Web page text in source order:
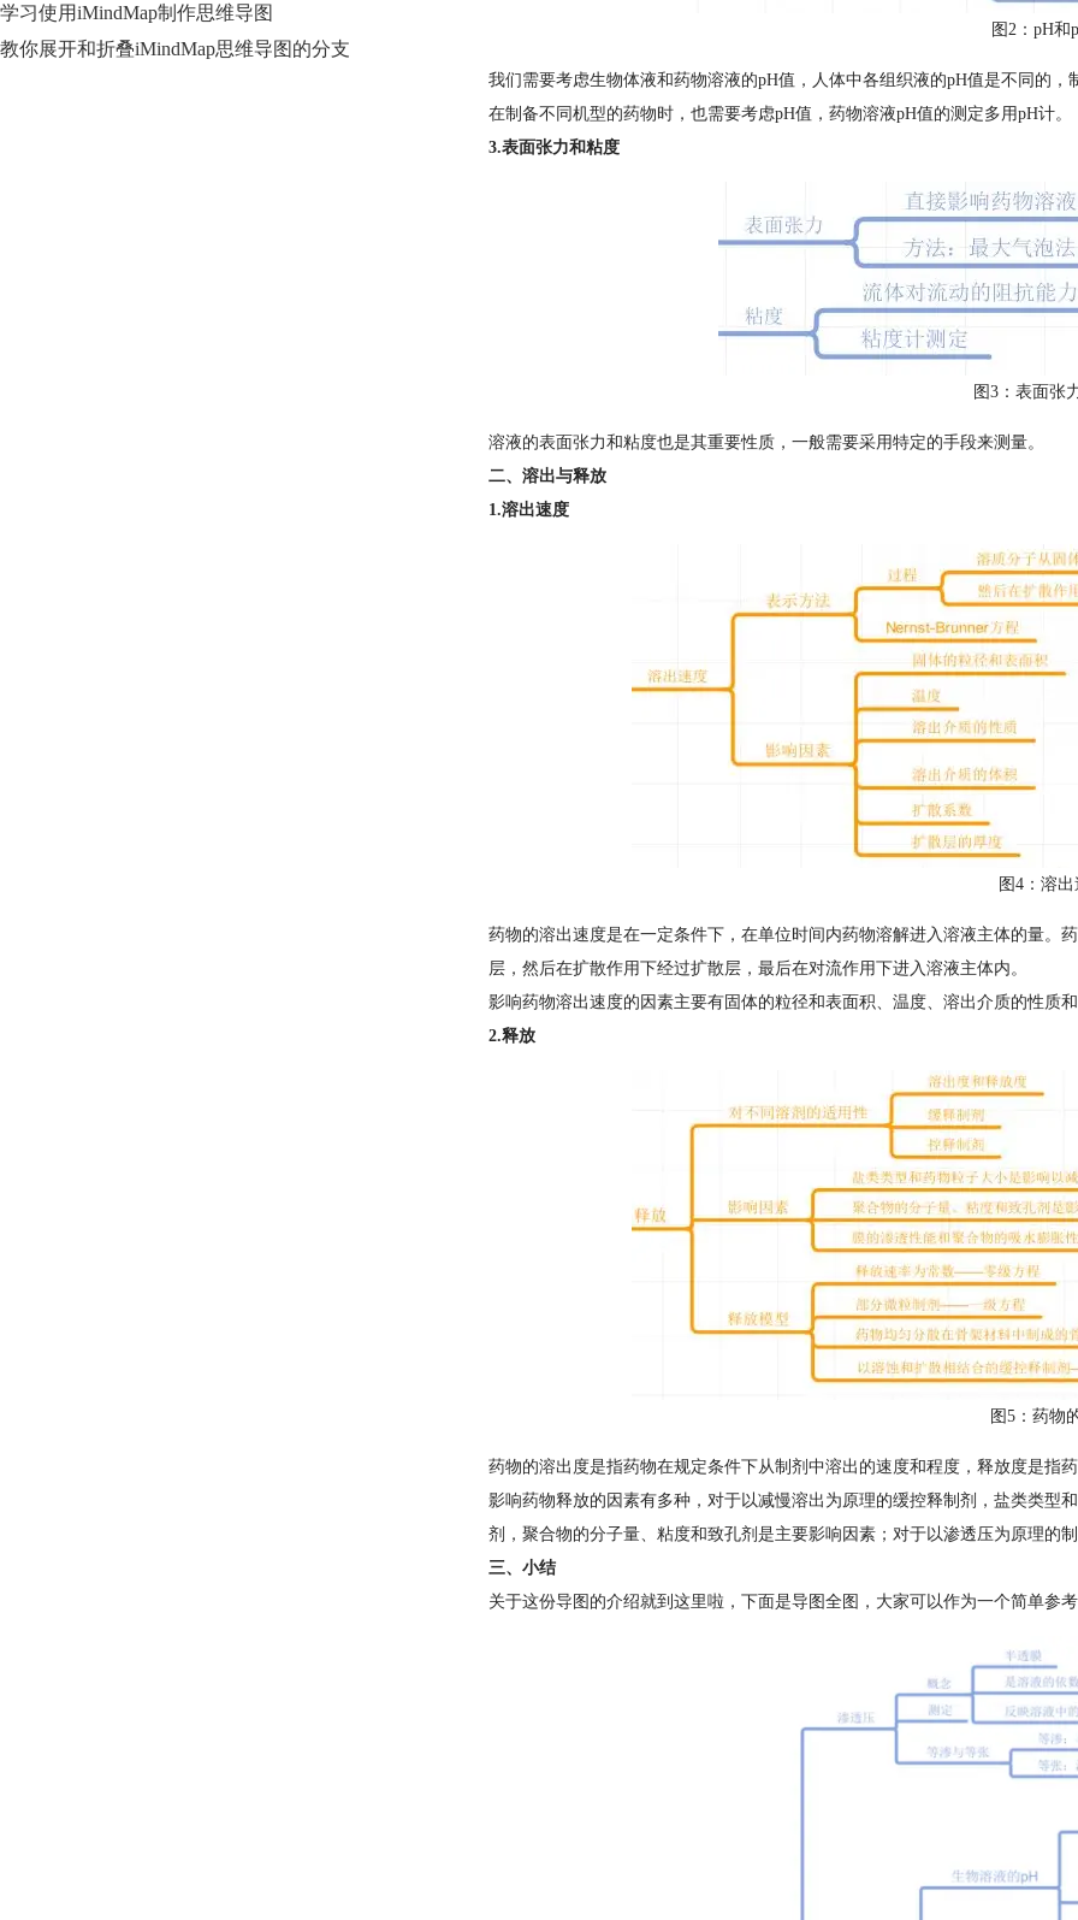
学习使用iMindMap制作思维导图
教你展开和折叠iMindMap思维导图的分支
图2：pH和
我们需要考虑生物体液和药物溶液的pH值，人体中各组织液的pH值是不同的
在制备不同机型的药物时，也需要考虑pH值，药物溶液pH值的测定多用pH计。
3.表面张力和粘度
图3：表面张
溶液的表面张力和粘度也是其重要性质，一般需要采用特定的手段来测量。
二、溶出与释放
1.溶出速度
图4：溶
药物的溶出速度是在一定条件下，在单位时间内药物溶解进入溶液主体的量。
层，然后在扩散作用下经过扩散层，最后在对流作用下进入溶液主体内。
影响药物溶出速度的因素主要有固体的粒径和表面积、温度、溶出介质的性质
2.释放
图5：药物
药物的溶出度是指药物在规定条件下从制剂中溶出的速度和程度，释放度是指
影响药物释放的因素有多种，对于以减慢溶出为原理的缓控释制剂，盐类类型
剂，聚合物的分子量、粘度和致孔剂是主要影响因素；对于以渗透压为原理的
三、小结
关于这份导图的介绍就到这里啦，下面是导图全图，大家可以作为一个简单参